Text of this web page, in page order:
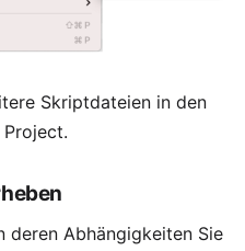
Skriptdateien in den
deren Abhängigkeiten Sie